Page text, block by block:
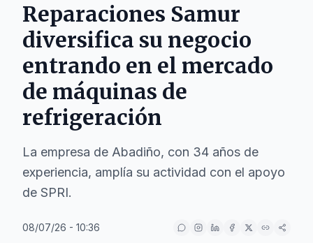
Reparaciones Samur
diversifica su negocio
entrando en el mercado
de máquinas de
refrigeración
La empresa de Abadiño, con 34 años de
experiencia, amplía su actividad con el apoyo
de SPRI.
08/07/26 - 10:36